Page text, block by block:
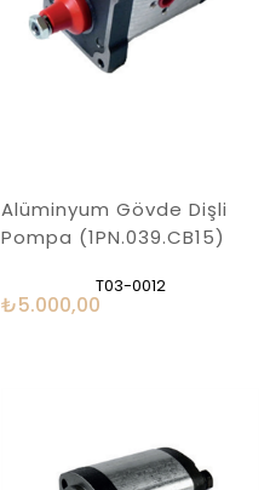
Alüminyum Gövde Dişli
Pompa (1PN.039.CB15)
T03-0012
₺5.000,00